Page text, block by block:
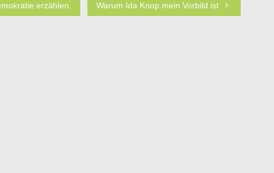
erzählen. Warum Ida Knop mein Vorbild ist